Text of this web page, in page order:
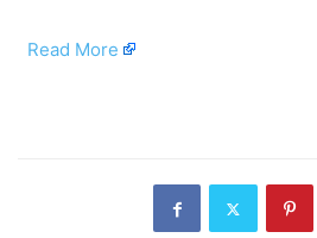
Read More